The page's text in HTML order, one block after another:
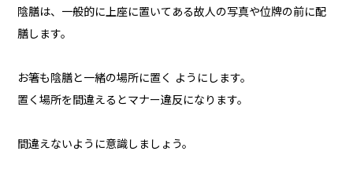
陰膳は、一般的に上座に置いてある故人の写真や位牌の前に配
膳します。
お箸も陰膳と一緒の場所に置く ようにします。
置く場所を間違えるとマナー違反になります。
間違えないように意識しましょう。